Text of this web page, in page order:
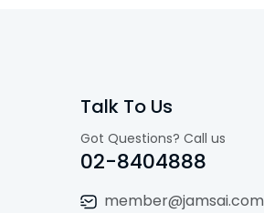
Talk To Us
Got Questions? Call us
02-8404888
member@jamsai.com